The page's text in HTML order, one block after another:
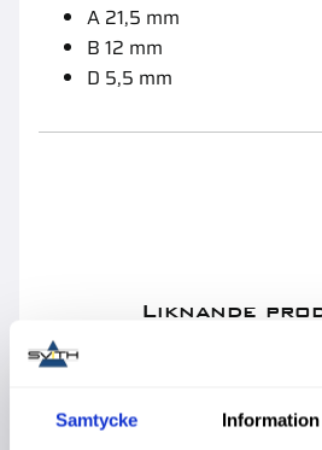
Samtycke Information
A 21,5 mm
B 12 mm
D 5,5 mm
Liknande